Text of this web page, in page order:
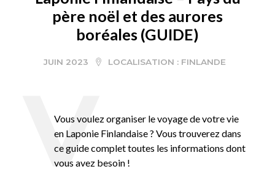
père noël et des aurores
boréales (GUIDE)
JUIN 2023 LOCALISATION : FINLANDE
Vous voulez organiser le voyage de votre vie
en Laponie Finlandaise ? Vous trouverez dans
ce guide complet toutes les informations dont
vous avez besoin !